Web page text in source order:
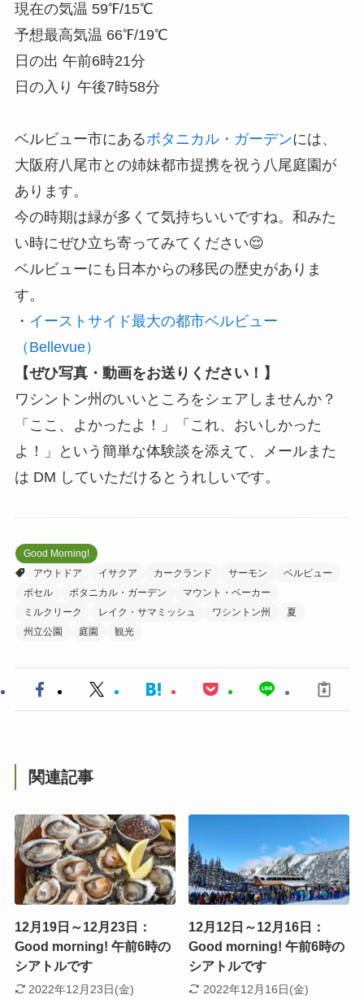
現在の気温 59℉/15℃
予想最高気温 66℉/19℃
日の出 午前6時21分
日の入り 午後7時58分
ベルビュー市にあるボタニカル・ガーデンには、
大阪府八尾市との姉妹都市提携を祝う八尾庭園が
あります。
今の時期は緑が多くて気持ちいいですね。和みた
い時にぜひ立ち寄ってみてください😌
ベルビューにも日本からの移民の歴史がありま
す。
・ イーストサイド最大の都市ベルビュー
（Bellevue）
【ぜひ写真・動画をお送りください！】
ワシントン州のいいところをシェアしませんか？
「ここ、よかったよ！」「これ、おいしかった
よ！」という簡単な体験談を添えて、メールまた
は DM していただけるとうれしいです。
Good Morning!
アウトドア
イサクア カークランド サーモン
ベルビュー
ボセル
ボタニカル・ガーデン
マウント・ベーカー
ミルクリーク
レイク・サマミッシュ ワシントン州
夏
州立公園
庭園 観光
関連記事
12月19日～12月23日：
Good morning! 午前6時の
シアトルです
2022年12月23日(金)
12月12日～12月16日：
Good morning! 午前6時の
シアトルです
2022年12月16日(金)